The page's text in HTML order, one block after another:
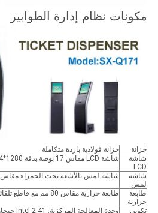
مكونات نظام إدارة الطوابير
خزانة
خزانة فولاذية باردة متكاملة
شاشة
LCD
شاشة LCD مقاس 17 بوصة بدقة 1280*1024
شاشة
لمس
شاشة لمس بالأشعة تحت الحمراء مقاس 17 بوصة
طابعة
حرارية
طابعة حرارية مقاس 80 مم مع قاطع تلقائي
تكوين
وحدة المعالجة المركزية: Intel 2.41 جيجاهرتز